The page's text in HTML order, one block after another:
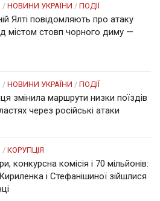
/ НОВИНИ УКРАЇНИ / ПОДІЇ
Ялті повідомляють про атаку
містом стовп чорного диму —
/ НОВИНИ УКРАЇНИ / ПОДІЇ
змінила маршрути низки поїздів
через російські атаки
/ КОРУПЦІЯ
конкурсна комісія і 70 мільйонів:
і Стефанішиної зійшлися